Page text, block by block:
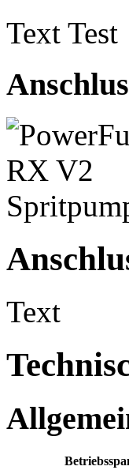
Text Test
Text